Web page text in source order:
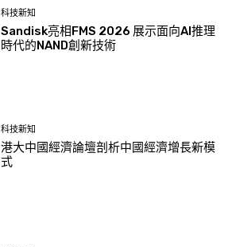
科技新知
Sandisk亮相FMS 2026 展示面向AI推理
時代的NAND創新技術
科技新知
港大中國經濟論壇剖析中國經濟增長新模
式